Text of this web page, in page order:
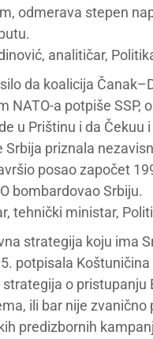
odmerava stepen
analitičar,
da koalicija
NATO-a potpiše SSP,
u Prištinu i da Čekuu
Srbija priznala
posao započet
bombardovao Srbiju.
tehnički ministar,
strategija koju ima
potpisala
o pristupanju
ili bar nije zvanično
predizbornih